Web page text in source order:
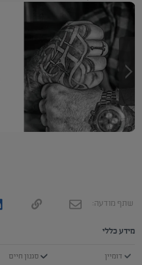
שתף מודעה:
מידע כללי
דומיין סגנון חיים